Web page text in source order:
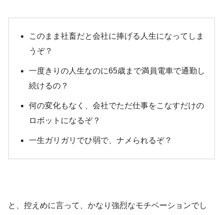
このまま社畜だと会社に捧げる人生になってしま
うぞ？
一度きりの人生なのに65歳まで満員電車で通勤し
続けるの？
何の変化もなく、会社でただ仕事をこなすだけの
ロボットになるぞ？
一生ガリガリでひ弱で、ナメられるぞ？
と、控えめに言って、かなり強烈なモチベーションでし